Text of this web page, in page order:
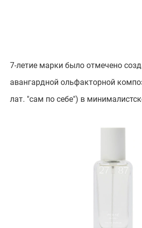
7-летие марки было отмечено
авангардной ольфакторной
лат. "сам по себе") в